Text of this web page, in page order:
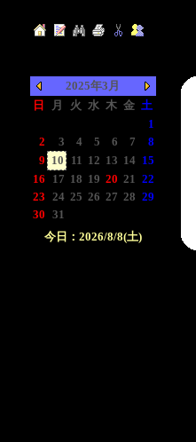
2025年3月
日
月 火 水 木 金 土
1
2
3 4 5 6 7
8
9 10 11 12 13 14 15
16
17 18 19 20 21 22
23 24 25 26 27 28 29
30 31
今日：2026/8/8(土)